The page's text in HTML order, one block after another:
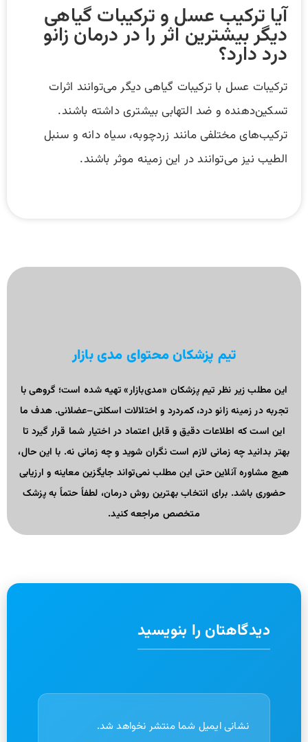
آیا ترکیب عسل و ترکیبات گیاهی
دیگر بیشترین اثر را در درمان زانو
درد دارد؟
ترکیبات عسل با ترکیبات گیاهی دیگر می‌توانند اثرات
تسکین‌دهنده و ضد التهابی بیشتری داشته باشند.
ترکیب‌های مختلفی مانند زردچوبه، سیاه دانه و سنبل
الطیب نیز می‌توانند در این زمینه موثر باشند.
تیم پزشکان محتوای مدی بازار
این مطلب زیر نظر تیم پزشکان «مدی‌بازار» تهیه شده است؛ گروهی با
تجربه در زمینه زانو درد، کمردرد و اختلالات اسکلتی–عضلانی. هدف ما
این است که اطلاعات دقیق و قابل اعتماد در اختیار شما قرار گیرد تا
بهتر بدانید چه زمانی لازم است نگران شوید و چه زمانی نه. با این حال،
هیچ مشاوره آنلاین حتی این مطلب نمی‌تواند جایگزین معاینه و ارزیابی
حضوری باشد. برای انتخاب بهترین روش درمان، لطفاً حتماً به پزشک
متخصص مراجعه کنید.
دیدگاهتان را بنویسید
نشانی ایمیل شما منتشر نخواهد شد.